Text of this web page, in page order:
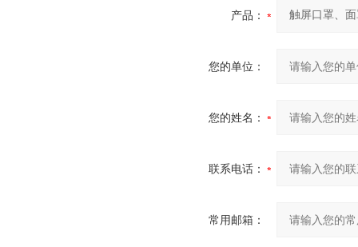
产品：
您的单位：
您的姓名：
联系电话：
常用邮箱：